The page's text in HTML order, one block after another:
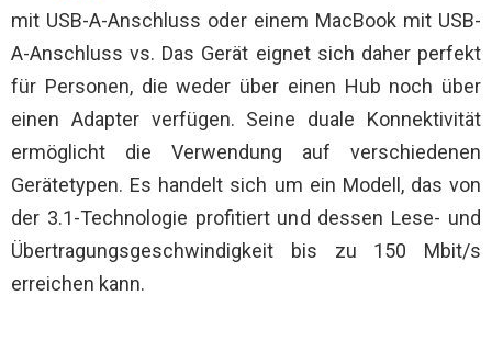
mit USB-A-Anschluss oder einem MacBook mit USB-
A-Anschluss vs. Das Gerät eignet sich daher perfekt
für Personen, die weder über einen Hub noch über
einen Adapter verfügen. Seine duale Konnektivität
ermöglicht die Verwendung auf verschiedenen
Gerätetypen. Es handelt sich um ein Modell, das von
der 3.1-Technologie profitiert und dessen Lese- und
Übertragungsgeschwindigkeit bis zu 150 Mbit/s
erreichen kann.